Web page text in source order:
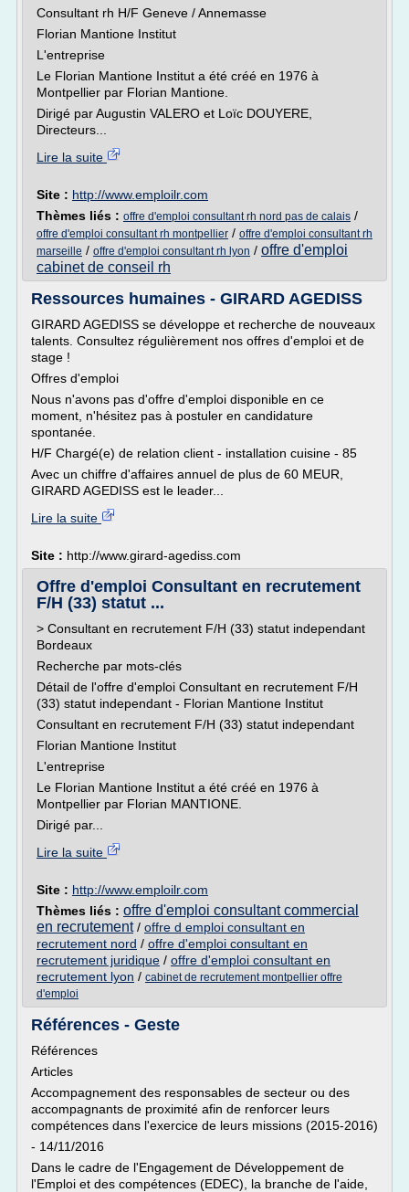
Consultant rh H/F Geneve / Annemasse
Florian Mantione Institut
L'entreprise
Le Florian Mantione Institut a été créé en 1976 à
Montpellier par Florian Mantione.
Dirigé par Augustin VALERO et Loïc DOUYERE,
Directeurs...
Lire la suite
Site : http://www.emploilr.com
Thèmes liés : offre d'emploi consultant rh nord pas de calais /
offre d'emploi consultant rh montpellier / offre d'emploi consultant rh
marseille / offre d'emploi consultant rh lyon / offre d'emploi
cabinet de conseil rh
Ressources humaines - GIRARD AGEDISS
GIRARD AGEDISS se développe et recherche de nouveaux
talents. Consultez régulièrement nos offres d'emploi et de
stage !
Offres d'emploi
Nous n'avons pas d'offre d'emploi disponible en ce
moment, n'hésitez pas à postuler en candidature
spontanée.
H/F Chargé(e) de relation client - installation cuisine - 85
Avec un chiffre d'affaires annuel de plus de 60 MEUR,
GIRARD AGEDISS est le leader...
Lire la suite
Site : http://www.girard-agediss.com
Offre d'emploi Consultant en recrutement
F/H (33) statut ...
> Consultant en recrutement F/H (33) statut independant
Bordeaux
Recherche par mots-clés
Détail de l'offre d'emploi Consultant en recrutement F/H
(33) statut independant - Florian Mantione Institut
Consultant en recrutement F/H (33) statut independant
Florian Mantione Institut
L'entreprise
Le Florian Mantione Institut a été créé en 1976 à
Montpellier par Florian MANTIONE.
Dirigé par...
Lire la suite
Site : http://www.emploilr.com
Thèmes liés : offre d'emploi consultant commercial
en recrutement/ offre d emploi consultant en
recrutement nord / offre d'emploi consultant en
recrutement juridique / offre d'emploi consultant en
recrutement lyon / cabinet de recrutement montpellier offre
d'emploi
Références - Geste
Références
Articles
Accompagnement des responsables de secteur ou des
accompagnants de proximité afin de renforcer leurs
compétences dans l'exercice de leurs missions (2015-2016)
- 14/11/2016
Dans le cadre de l'Engagement de Développement de
l'Emploi et des compétences (EDEC), la branche de l'aide,